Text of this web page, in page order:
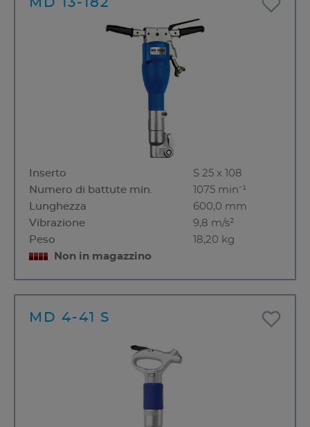
Inserto
S 25 x 108
Numero di battute min.
1075 min⁻¹
Lunghezza
600,0 mm
Vibrazione
9,8 m/s²
Peso
18,20 kg
Non in magazzino
MD 4-41 S